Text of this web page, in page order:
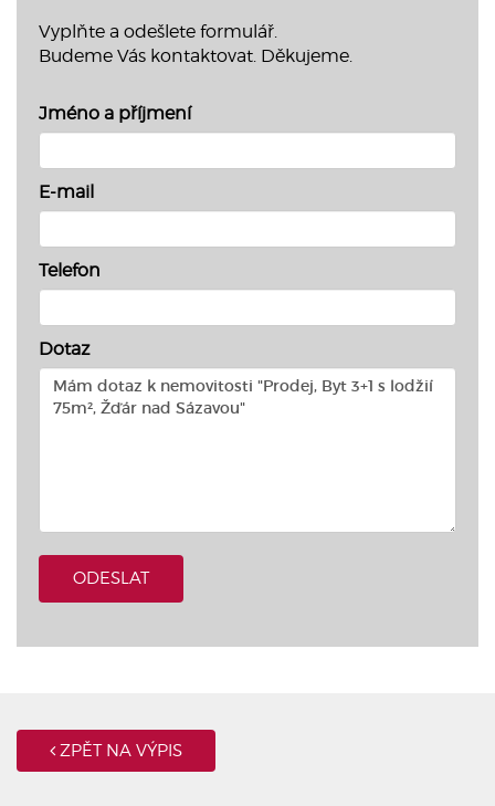
Vyplňte a odešlete formulář.
Budeme Vás kontaktovat. Děkujeme.
Jméno a příjmení
E-mail
Telefon
Dotaz
ODESLAT
ZPĚT NA VÝPIS